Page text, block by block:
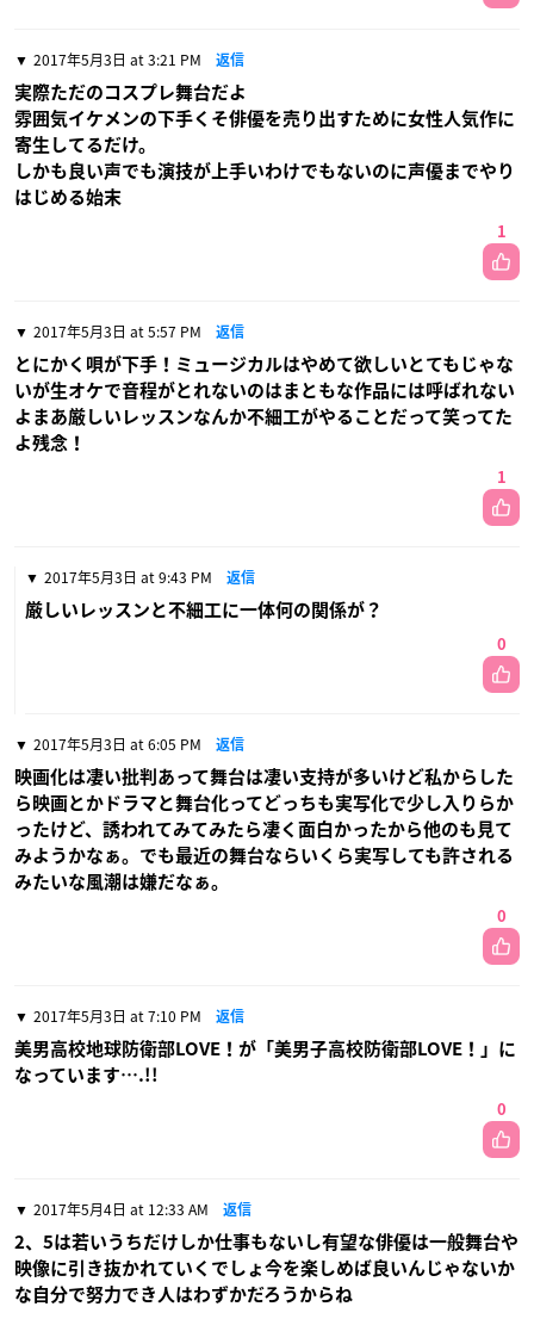
2017年5月3日 at 3:21 PM 返信
実際ただのコスプレ舞台だよ
雰囲気イケメンの下手くそ俳優を売り出すために女性人気作に
寄生してるだけ。
しかも良い声でも演技が上手いわけでもないのに声優までやり
はじめる始末
1
2017年5月3日 at 5:57 PM 返信
とにかく唄が下手！ミュージカルはやめて欲しいとてもじゃな
いが生オケで音程がとれないのはまともな作品には呼ばれない
よまあ厳しいレッスンなんか不細工がやることだって笑ってた
よ残念！
1
2017年5月3日 at 9:43 PM 返信
厳しいレッスンと不細工に一体何の関係が？
0
2017年5月3日 at 6:05 PM 返信
映画化は凄い批判あって舞台は凄い支持が多いけど私からした
ら映画とかドラマと舞台化ってどっちも実写化で少し入りらか
ったけど、誘われてみてみたら凄く面白かったから他のも見て
みようかなぁ。でも最近の舞台ならいくら実写しても許される
みたいな風潮は嫌だなぁ。
0
2017年5月3日 at 7:10 PM 返信
美男高校地球防衛部LOVE！が「美男子高校防衛部LOVE！」に
なっています….!!
0
2017年5月4日 at 12:33 AM 返信
2、5は若いうちだけしか仕事もないし有望な俳優は一般舞台や
映像に引き抜かれていくでしょ今を楽しめば良いんじゃないか
な自分で努力でき人はわずかだろうからね